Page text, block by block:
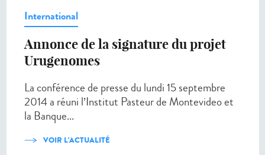
International
Annonce de la signature du projet
Urugenomes
La conférence de presse du lundi 15 septembre
2014 a réuni l’Institut Pasteur de Montevideo et
la Banque...
VOIR L'ACTUALITÉ